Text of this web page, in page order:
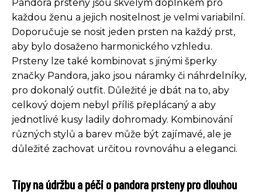
Pandora prsteny jsou skvělým doplňkem pro
každou ženu a jejich nositelnost je velmi variabilní.
Doporučuje se nosit jeden prsten na každý prst,
aby bylo dosaženo harmonického vzhledu.
Prsteny lze také kombinovat s jinými šperky
značky Pandora, jako jsou náramky či náhrdelníky,
pro dokonalý outfit. Důležité je dbát na to, aby
celkový dojem nebyl příliš přeplácaný a aby
jednotlivé kusy ladily dohromady. Kombinování
různých stylů a barev může být zajímavé, ale je
důležité zachovat určitou rovnováhu a eleganci.
Tipy na údržbu a péči o pandora prsteny pro dlouhou